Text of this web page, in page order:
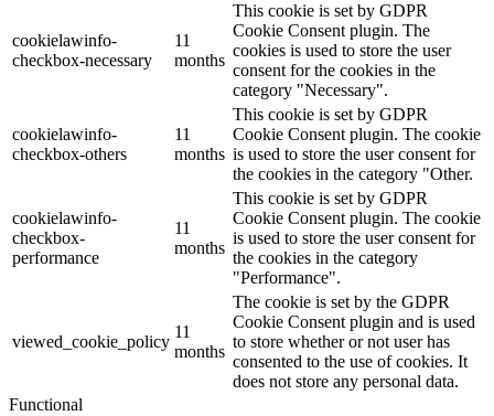
cookielawinfo-
checkbox-necessary
11
months
This cookie is set by GDPR
Cookie Consent plugin. The
cookies is used to store the user
consent for the cookies in the
category "Necessary".
cookielawinfo-
checkbox-others
11
months
This cookie is set by GDPR
Cookie Consent plugin. The cookie
is used to store the user consent for
the cookies in the category "Other.
cookielawinfo-
checkbox-
performance
11
months
This cookie is set by GDPR
Cookie Consent plugin. The cookie
is used to store the user consent for
the cookies in the category
"Performance".
viewed_cookie_policy
11
months
The cookie is set by the GDPR
Cookie Consent plugin and is used
to store whether or not user has
consented to the use of cookies. It
does not store any personal data.
Functional